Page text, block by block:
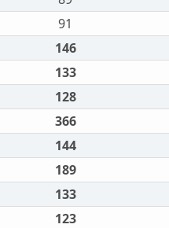
91
146
133
128
366
144
189
133
123